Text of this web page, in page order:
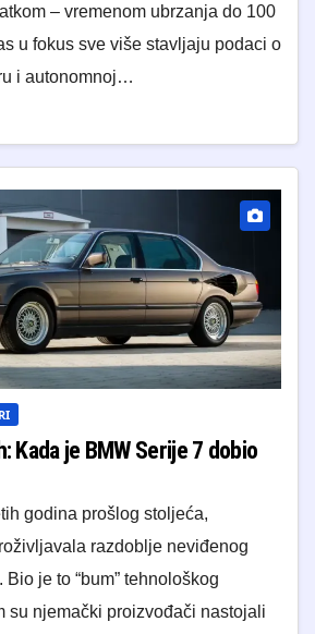
– vremenom ubrzanja do 100
u fokus sve više stavljaju podaci o
i autonomnoj…
Kada je BMW Serije 7 dobio
godina prošlog stoljeća,
razdoblje neviđenog
je to “bum” tehnološkog
su njemački proizvođači nastojali